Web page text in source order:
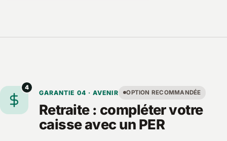
4
GARANTIE 04 · AVENIR OPTION RECOMMANDÉE
Retraite : compléter votre
caisse avec un PER